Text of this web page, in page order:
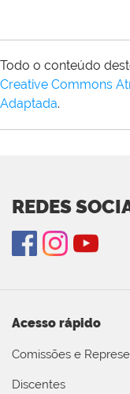
Todo o conteúdo
Creative Commons
Adaptada.
REDES
Acesso rápido
Comissões e
Discentes